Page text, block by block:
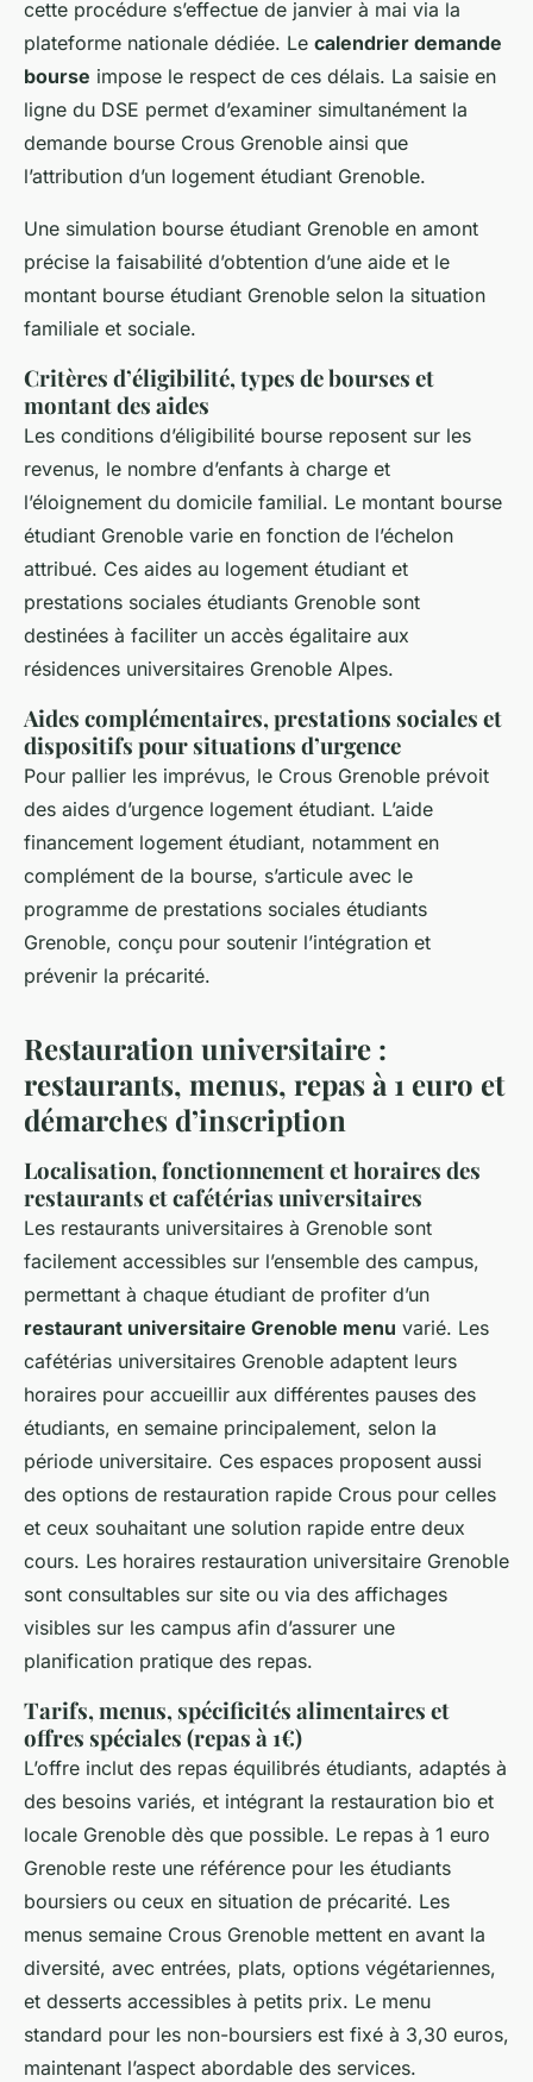
cette procédure s’effectue de janvier à mai via la
plateforme nationale dédiée. Le calendrier demande
bourse impose le respect de ces délais. La saisie en
ligne du DSE permet d’examiner simultanément la
demande bourse Crous Grenoble ainsi que
l’attribution d’un logement étudiant Grenoble.
Une simulation bourse étudiant Grenoble en amont
précise la faisabilité d’obtention d’une aide et le
montant bourse étudiant Grenoble selon la situation
familiale et sociale.
Critères d’éligibilité, types de bourses et
montant des aides
Les conditions d’éligibilité bourse reposent sur les
revenus, le nombre d’enfants à charge et
l’éloignement du domicile familial. Le montant bourse
étudiant Grenoble varie en fonction de l’échelon
attribué. Ces aides au logement étudiant et
prestations sociales étudiants Grenoble sont
destinées à faciliter un accès égalitaire aux
résidences universitaires Grenoble Alpes.
Aides complémentaires, prestations sociales et
dispositifs pour situations d’urgence
Pour pallier les imprévus, le Crous Grenoble prévoit
des aides d’urgence logement étudiant. L’aide
financement logement étudiant, notamment en
complément de la bourse, s’articule avec le
programme de prestations sociales étudiants
Grenoble, conçu pour soutenir l’intégration et
prévenir la précarité.
Restauration universitaire :
restaurants, menus, repas à 1 euro et
démarches d’inscription
Localisation, fonctionnement et horaires des
restaurants et cafétérias universitaires
Les restaurants universitaires à Grenoble sont
facilement accessibles sur l’ensemble des campus,
permettant à chaque étudiant de profiter d’un
restaurant universitaire Grenoble menu varié. Les
cafétérias universitaires Grenoble adaptent leurs
horaires pour accueillir aux différentes pauses des
étudiants, en semaine principalement, selon la
période universitaire. Ces espaces proposent aussi
des options de restauration rapide Crous pour celles
et ceux souhaitant une solution rapide entre deux
cours. Les horaires restauration universitaire Grenoble
sont consultables sur site ou via des affichages
visibles sur les campus afin d’assurer une
planification pratique des repas.
Tarifs, menus, spécificités alimentaires et
offres spéciales (repas à 1€)
L’offre inclut des repas équilibrés étudiants, adaptés à
des besoins variés, et intégrant la restauration bio et
locale Grenoble dès que possible. Le repas à 1 euro
Grenoble reste une référence pour les étudiants
boursiers ou ceux en situation de précarité. Les
menus semaine Crous Grenoble mettent en avant la
diversité, avec entrées, plats, options végétariennes,
et desserts accessibles à petits prix. Le menu
standard pour les non-boursiers est fixé à 3,30 euros,
maintenant l’aspect abordable des services.